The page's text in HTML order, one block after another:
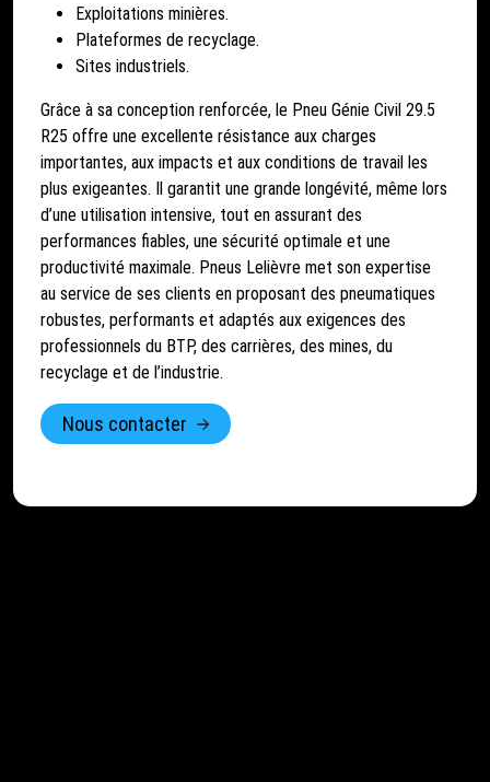
Exploitations minières.
Plateformes de recyclage.
Sites industriels.
Grâce à sa conception renforcée, le Pneu Génie Civil 29.5
R25 offre une excellente résistance aux charges
importantes, aux impacts et aux conditions de travail les
plus exigeantes. Il garantit une grande longévité, même lors
d’une utilisation intensive, tout en assurant des
performances fiables, une sécurité optimale et une
productivité maximale. Pneus Lelièvre met son expertise
au service de ses clients en proposant des pneumatiques
robustes, performants et adaptés aux exigences des
professionnels du BTP, des carrières, des mines, du
recyclage et de l’industrie.
Nous contacter